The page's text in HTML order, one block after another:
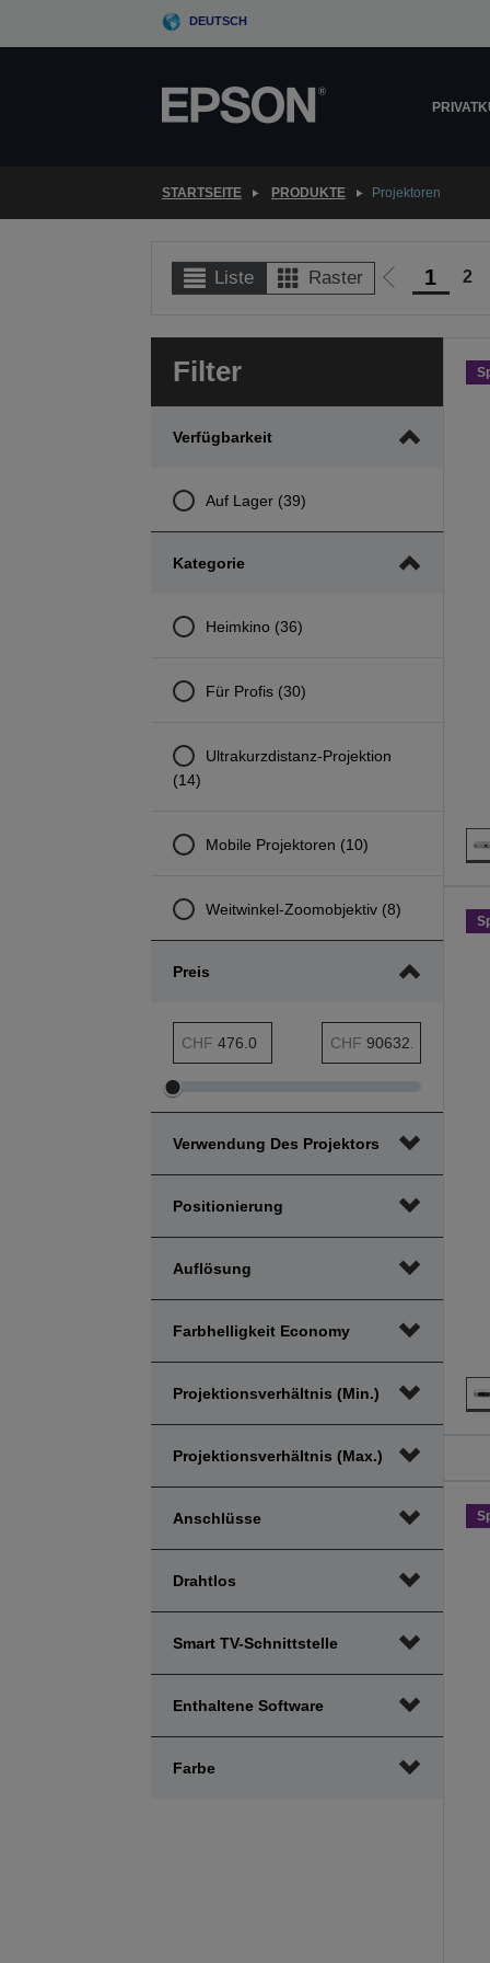
DEUTSCH
STARTSEITE PRODUKTE Projektoren
Liste Raster
Zur
Seite
1 2
Filter
Verfügbarkeit
Auf Lager (39)
Kategorie
Heimkino (36)
Für Profis (30)
Ultrakurzdistanz-Projektion
(14)
Mobile Projektoren (10)
Weitwinkel-Zoomobjektiv (8)
Preis
Preis min. Bereich
CHF Preis max. Bereich
CHF
Preis
Bereich
anpassen
Preis
Bereich
anpassen
Verwendung Des Projektors
Positionierung
Auflösung
Farbhelligkeit Economy
Projektionsverhältnis (min.)
Projektionsverhältnis (max.)
Anschlüsse
Drahtlos
Smart TV-Schnittstelle
Enthaltene Software
Farbe